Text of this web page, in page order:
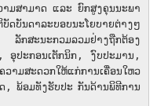
າມ​ສາມາດ ​ແລະ​ ຍົກ​ສູງຄຸນ​ນະພາ​
ບັນດາ​ລະບອບ​ນະ​​ໂຍບາຍ​ຕ່າງໆ
ກສະນະ​ກວມ​ລວມຢ່າງ​ຖືກຕ້ອງ​
ອຸປະກອນເຕັກນິກ, ງົບປະມານ,
ມ​ສະດວກ​​​ໃຫ້ແກ່ການເຄື່ອນໃຫວ​
, ພ້ອມທັງຮັບປະ ກັນດ້ານພິທີການ